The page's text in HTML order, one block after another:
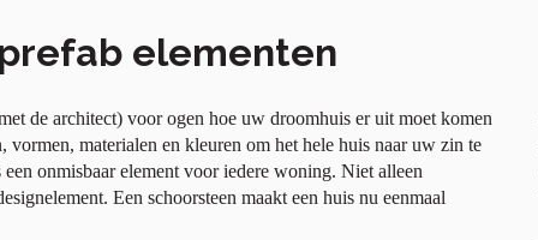
elementen
de architect) voor ogen hoe uw droomhuis er uit moet komen
vormen, materialen en kleuren om het hele huis naar uw zin te
een onmisbaar element voor iedere woning. Niet alleen
Een schoorsteen maakt een huis nu eenmaal